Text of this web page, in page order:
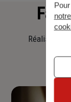
Réalisez